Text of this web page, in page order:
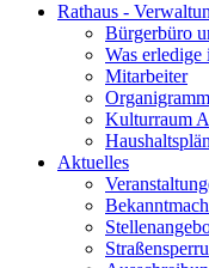
Rathaus -
Bürgerbüro
Was erledige
Mitarbeiter
Organigramm
Kulturraum
Aktuelles